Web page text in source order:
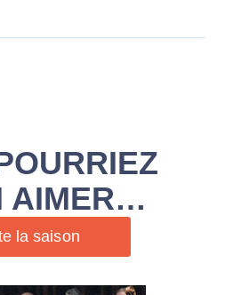
AIMER…
la saison